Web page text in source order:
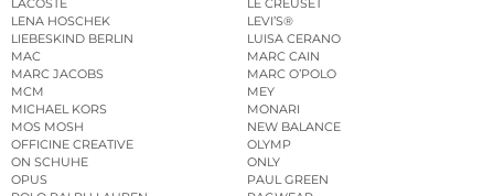
LACOSTE
LE CREUSET
LENA HOSCHEK
LEVI’S®
LIEBESKIND BERLIN
LUISA CERANO
MAC
MARC CAIN
MARC JACOBS
MARC O’POLO
MCM
MEY
MICHAEL KORS
MONARI
MOS MOSH
NEW BALANCE
OFFICINE CREATIVE
OLYMP
ON SCHUHE
ONLY
OPUS
PAUL GREEN